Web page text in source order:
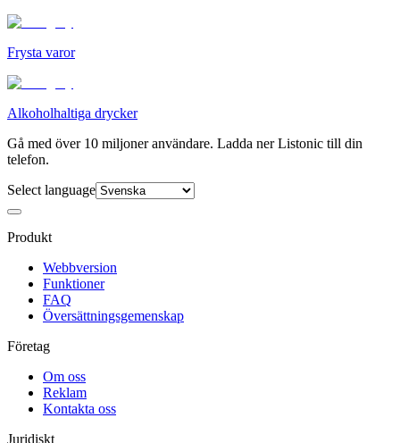
Frysta varor
Alkoholhaltiga drycker
Gå med över 10 miljoner användare. Ladda ner Listonic till din
telefon.
Select language
Produkt
Webbversion
Funktioner
FAQ
Översättningsgemenskap
Företag
Om oss
Reklam
Kontakta oss
Juridiskt